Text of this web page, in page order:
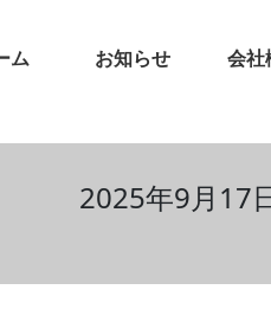
ム お知らせ 会社
2025年9月17